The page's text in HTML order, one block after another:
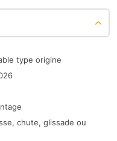
type origine
chute, glissade ou